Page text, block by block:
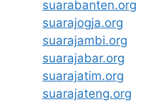
suarabanten.org
suarajogja.org
suarajambi.org
suarajabar.org
suarajatim.org
suarajateng.org